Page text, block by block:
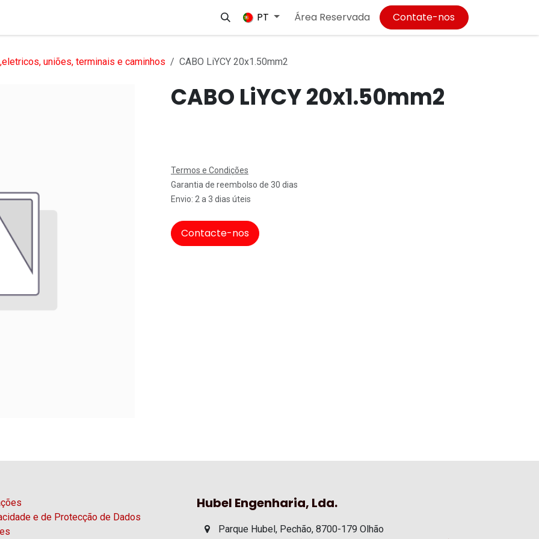
Empregos
PT Área Reservada Contate-nos
uniões, terminais e caminhos CABO LiYCY 20x1.50mm2
CABO LiYCY 20x1.50mm2
Termos e Condições
Garantia de reembolso de 30 dias
Envio: 2 a 3 dias úteis
Contacte-nos
Hubel Engenharia, Lda.
Parque Hubel, Pechão, 8700-179 Olhão
e de Protecção de Dados